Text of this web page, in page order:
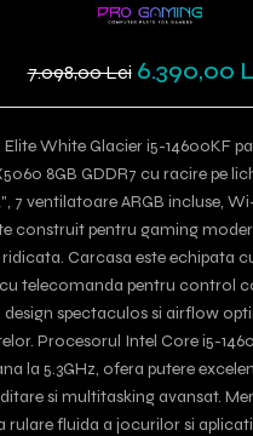
7.098,00 Lei 6.390,00
White Glacier i5-14600KF
8GB GDDR7 cu racire pe
7 ventilatoare ARGB incluse,
construit pentru gaming
Carcasa este echipata
telecomanda pentru control
design spectaculos si airflow
Procesorul Intel Core i5-
la 5.3GHz, ofera putere
si multitasking avansat.
rulare fluida a jocurilor si